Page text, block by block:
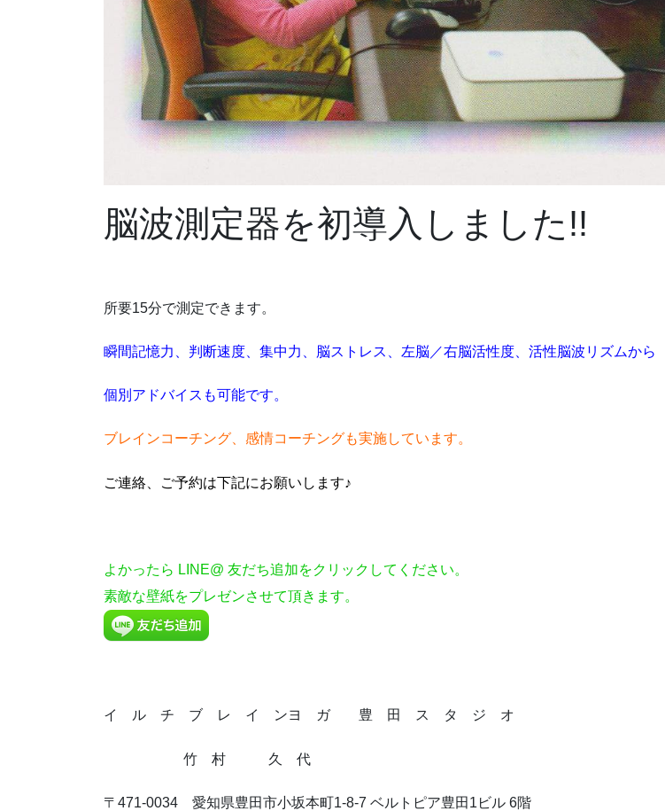
脳波測定器を初導入しました!!
所要15分で測定できます。
瞬間記憶力、判断速度、集中力、脳ストレス、左脳／右脳活性度、活性脳波リズムから
個別アドバイスも可能です。
ブレインコーチング、感情コーチングも実施しています。
ご連絡、ご予約は下記にお願いします♪
よかったら LINE@ 友だち追加をクリックしてください。
素敵な壁紙をプレゼンさせて頂きます。
イ ル チ ブ レ イ ンヨ ガ 豊 田 ス タ ジ オ
竹 村 久 代
〒471-0034 愛知県豊田市小坂本町1-8-7 ベルトピア豊田1ビル 6階